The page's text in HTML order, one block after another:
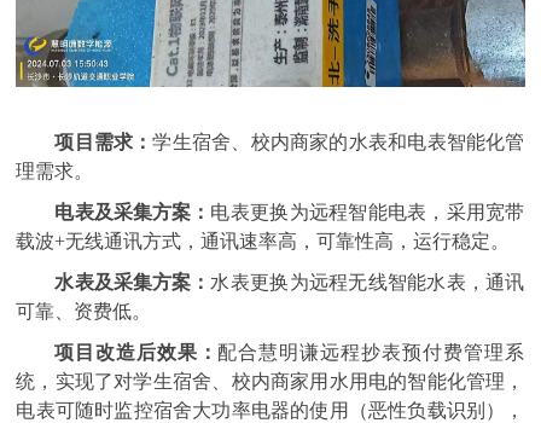
项目需求：学生宿舍、校内商家的水表和电表智能化管
理需求。
电表及采集方案： 电表更换为远程智能电表，采用宽带
载波+无线通讯方式，通讯速率高，可靠性高，运行稳定。
水表及采集方案： 水表更换为远程无线智能水表，通讯
可靠、资费低。
项目改造后效果： 配合慧明谦远程抄表预付费管理系
统 ，实现了对学生宿舍、校内商家用水用电的智能化管理，
电表可随时监控宿舍大功率电器的使用（恶性负载识别），